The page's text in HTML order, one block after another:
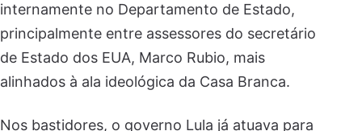
internamente no Departamento de Estado,
principalmente entre assessores do secretário
de Estado dos EUA, Marco Rubio, mais
alinhados à ala ideológica da Casa Branca.
Nos bastidores, o governo Lula já atuava para